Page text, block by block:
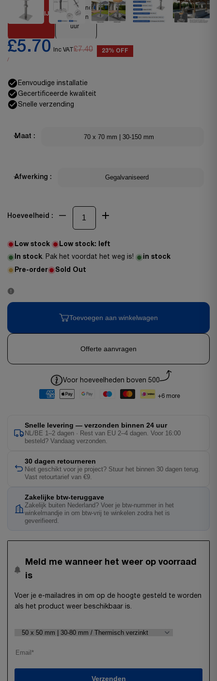
TIJDELIJKE
DEAL
Verzonden
binnen 24
uur
£7.40
£5.70 Inc VAT
/
23% OFF
Eenvoudige installatie
Gecertificeerde kwaliteit
Snelle verzending
Maat : 70 x 70 mm | 30-150 mm
Afwerking : Gegalvaniseerd
Hoeveelheid :
Low stock Low stock: left
In stock. Pak het voordat het weg is! in stock
Pre-order Sold Out
Toevoegen aan winkelwagen
Offerte aanvragen
+6 more
Voor hoeveelheden boven 500
Snelle levering — verzonden binnen 24 uur
NL/BE 1–2 dagen · Rest van EU 2–4 dagen. Voor 16:00
besteld? Vandaag verzonden.
30 dagen retourneren
Niet geschikt voor je project? Stuur het binnen 30 dagen terug.
Vast retourtarief van €9.
Zakelijke btw-teruggave
Zakelijk buiten Nederland? Voer je btw-nummer in het
winkelmandje in om btw-vrij te winkelen zodra het is
geverifieerd.
Meld me wanneer het weer op voorraad
is
Voer je e-mailadres in om op de hoogte gesteld te worden
als het product weer beschikbaar is.
Verzenden